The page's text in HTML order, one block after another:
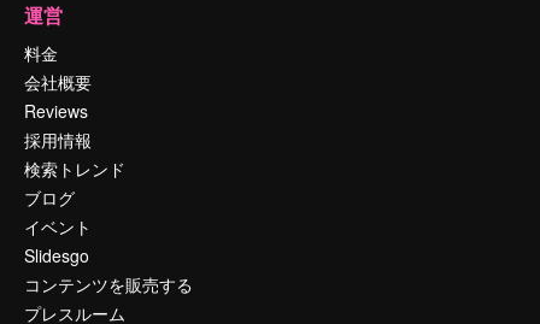
運営
料金
会社概要
Reviews
採用情報
検索トレンド
ブログ
イベント
Slidesgo
コンテンツを販売する
プレスルーム